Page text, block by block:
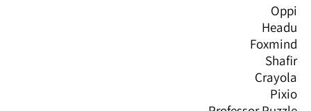
Oppi
Headu
Foxmind
Shafir
Crayola
Pixio